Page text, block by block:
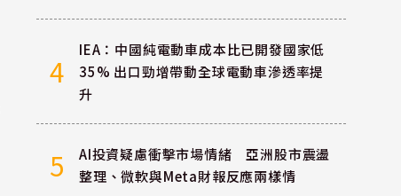
4
IEA：中國純電動車成本比已開發國家低
35% 出口勁增帶動全球電動車滲透率提
升
5
AI投資疑慮衝擊市場情緒 亞洲股市震盪
整理、微軟與Meta財報反應兩樣情